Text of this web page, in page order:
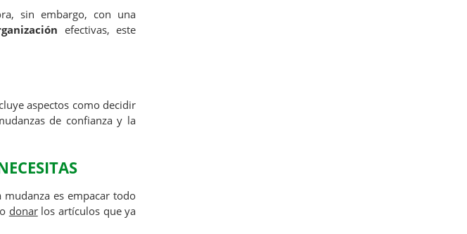
sin embargo, con una
efectivas, este
aspectos como decidir
de confianza y la
es empacar todo
o donarlos artículos que ya